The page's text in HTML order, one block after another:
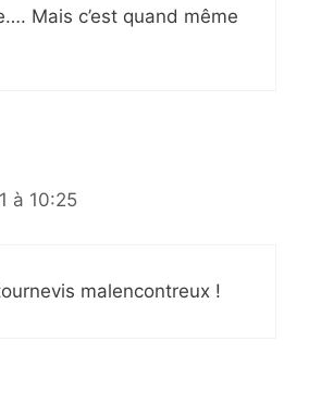
Mais c’est quand même
à 10:25
malencontreux !